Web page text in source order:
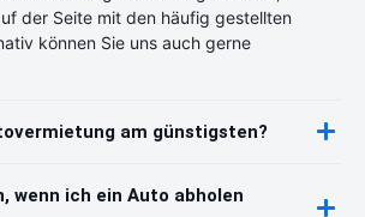
der Seite mit den häufig gestellten
können Sie uns auch gerne
am günstigsten?
wenn ich ein Auto abholen